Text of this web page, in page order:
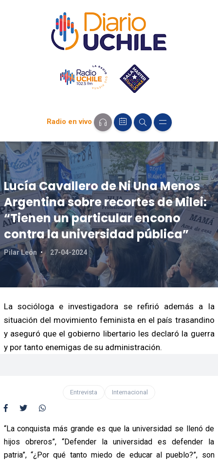
Radio en vivo
Lucía Cavallero de Ni Una Menos
Argentina sobre recortes de Milei:
“Tienen un particular encono
contra la universidad pública”
Pilar León 27-04-2024
La socióloga e investigadora se refirió además a la
situación del movimiento feminista en el país trasandino
y aseguró que el gobierno libertario les declaró la guerra
y por tanto enemigas de su administración.
Entrevista Internacional
“La conquista más grande es que la universidad se llenó de
hijos obreros”, “Defender la universidad es defender la
patria”, “¿Por qué tanto miedo de educar al pueblo?”, son